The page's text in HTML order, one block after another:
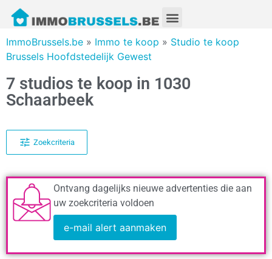
ImmoBrussels.be » Immo te koop » Studio te koop
Brussels Hoofdstedelijk Gewest
7 studios te koop in 1030
Schaarbeek
Zoekcriteria
Ontvang dagelijks nieuwe advertenties die aan
uw zoekcriteria voldoen
e-mail alert aanmaken